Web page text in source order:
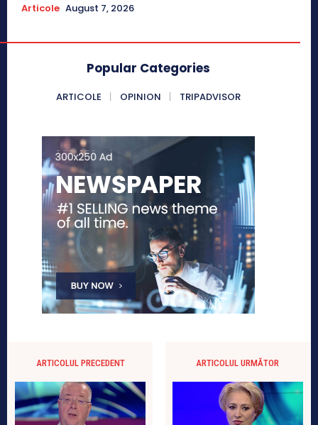
Articole August 7, 2026
Popular Categories
ARTICOLE OPINION TRIPADVISOR
ARTICOLUL PRECEDENT ARTICOLUL URMĂTOR